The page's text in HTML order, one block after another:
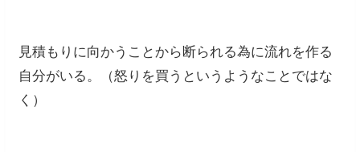
見積もりに向かうことから断られる為に流れを作る
自分がいる。（怒りを買うというようなことではな
く）